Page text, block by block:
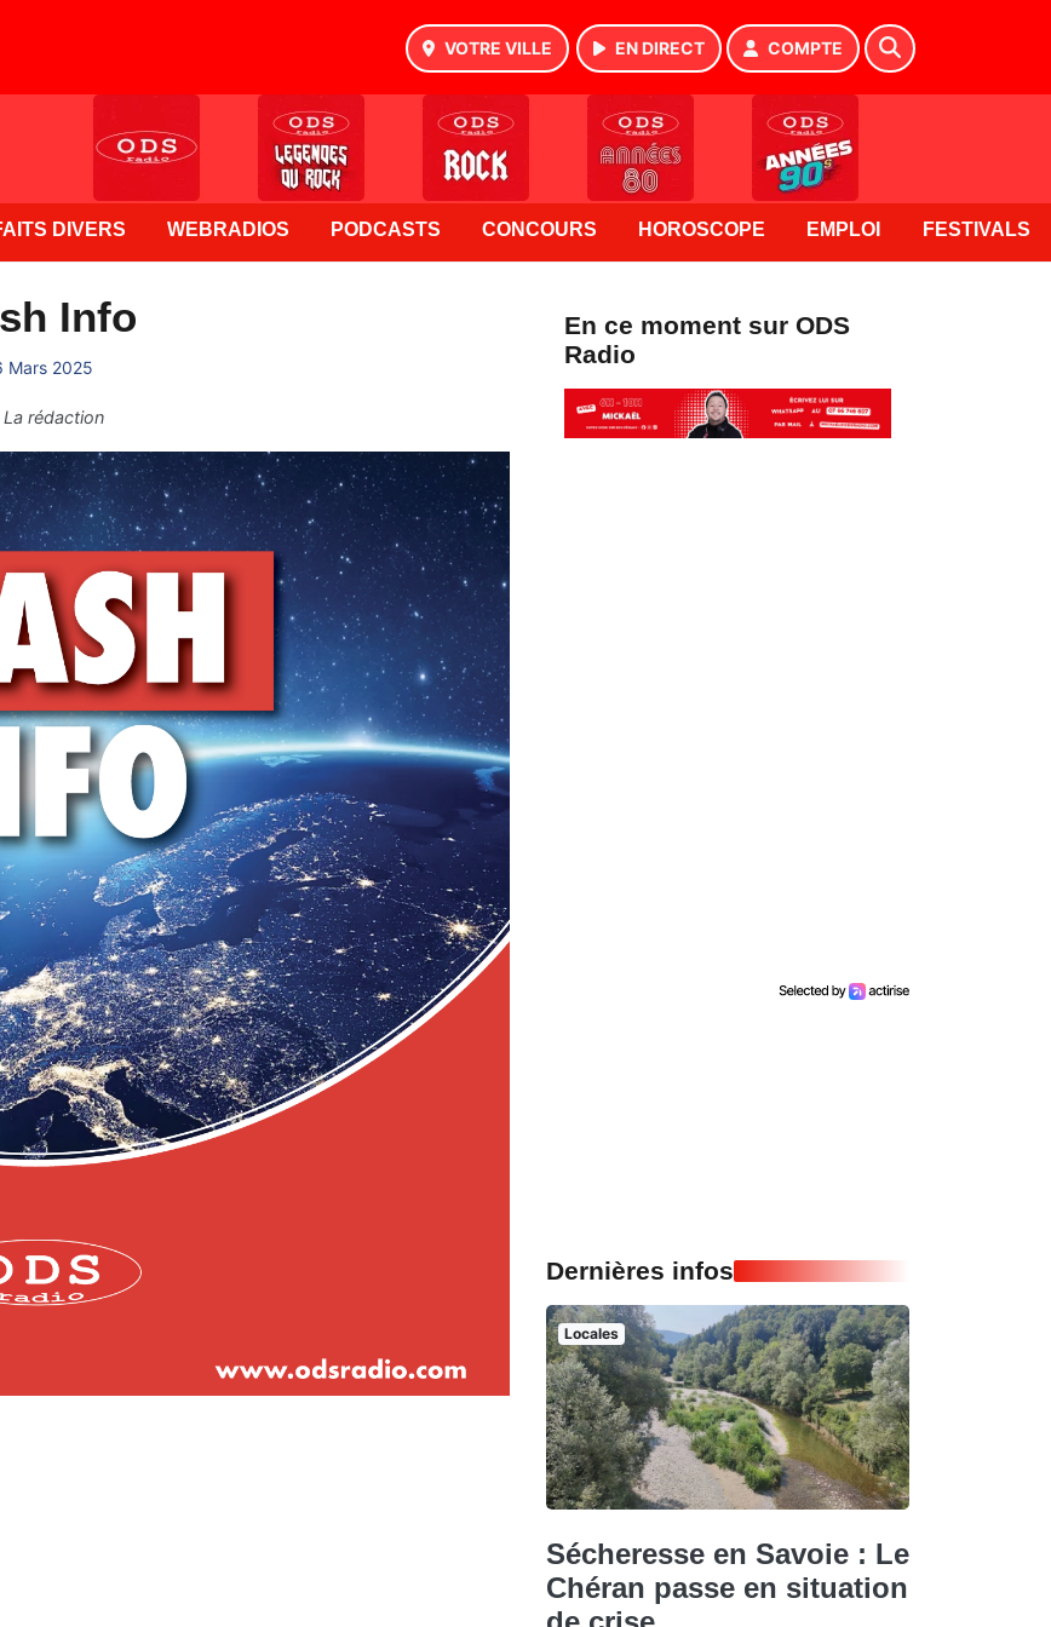
VOTRE VILLE EN DIRECT COMPTE
DIVERS WEBRADIOS PODCASTS CONCOURS HOROSCOPE EMPLOI FESTIVALS
Info
Mars 2025
La rédaction
En ce moment sur ODS
Radio
Dernières infos
Locales
Sécheresse en Savoie : Le
Chéran passe en situation